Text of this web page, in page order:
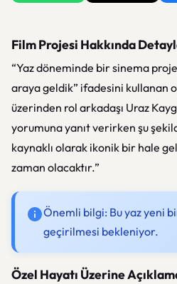
Film Projesi Hakkında
“Yaz döneminde bir sinema
araya geldik” ifadesini kullanan
üzerinden rol arkadaşı Uraz
yorumuna yanıt verirken şu
kaynaklı olarak ikonik bir hale
zaman olacaktır.”
Önemli bilgi: Bu yaz yeni
geçirilmesi bekleniyor.
Özel Hayatı Üzerine